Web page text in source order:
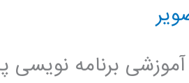
برنامه نویسی